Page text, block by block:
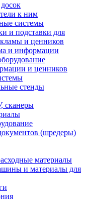
к ним
системы
и подставки для
и ценников
и информации
и ценников
стенды
сканеры
(шредеры)
материалы
и материалы для